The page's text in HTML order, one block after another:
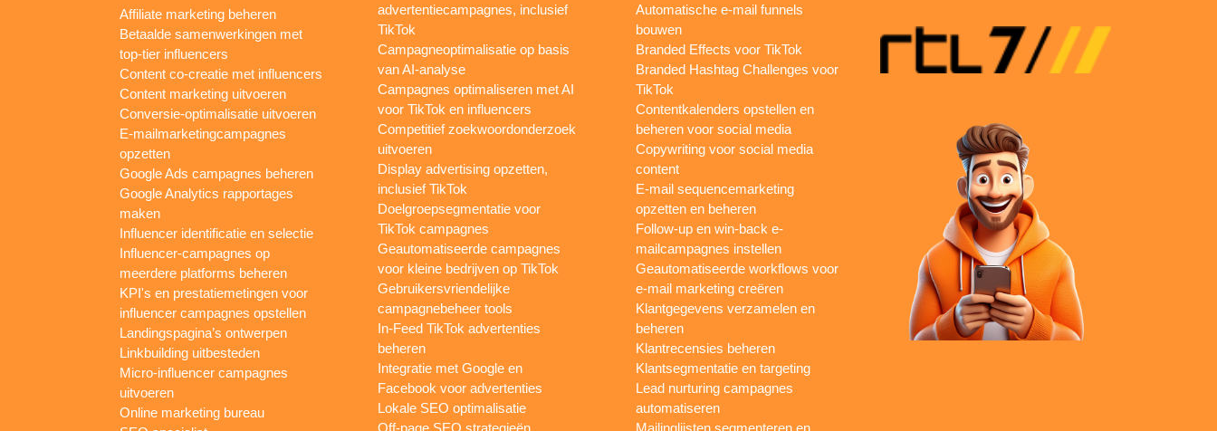
Affiliate marketing beheren
Betaalde samenwerkingen met
top-tier influencers
Content co-creatie met influencers
Content marketing uitvoeren
Conversie-optimalisatie uitvoeren
E-mailmarketingcampagnes
opzetten
Google Ads campagnes beheren
Google Analytics rapportages
maken
Influencer identificatie en selectie
Influencer-campagnes op
meerdere platforms beheren
KPI's en prestatiemetingen voor
influencer campagnes opstellen
Landingspagina’s ontwerpen
Linkbuilding uitbesteden
Micro-influencer campagnes
uitvoeren
Online marketing bureau
advertentiecampagnes, inclusief
TikTok
Campagneoptimalisatie op basis
van AI-analyse
Campagnes optimaliseren met AI
voor TikTok en influencers
Competitief zoekwoordonderzoek
uitvoeren
Display advertising opzetten,
inclusief TikTok
Doelgroepsegmentatie voor
TikTok campagnes
Geautomatiseerde campagnes
voor kleine bedrijven op TikTok
Gebruikersvriendelijke
campagnebeheer tools
In-Feed TikTok advertenties
beheren
Integratie met Google en
Facebook voor advertenties
Lokale SEO optimalisatie
Off-page SEO strategieën
Automatische e-mail funnels
bouwen
Branded Effects voor TikTok
Branded Hashtag Challenges voor
TikTok
Contentkalenders opstellen en
beheren voor social media
Copywriting voor social media
content
E-mail sequencemarketing
opzetten en beheren
Follow-up en win-back e-
mailcampagnes instellen
Geautomatiseerde workflows voor
e-mail marketing creëren
Klantgegevens verzamelen en
beheren
Klantrecensies beheren
Klantsegmentatie en targeting
Lead nurturing campagnes
automatiseren
Mailinglijsten segmenteren en